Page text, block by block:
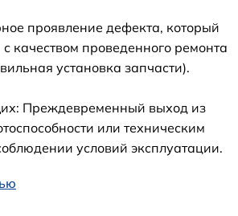
проявление дефекта, который
качеством проведенного ремонта
установка запчасти).
Преждевременный выход из
или техническим
условий эксплуатации.